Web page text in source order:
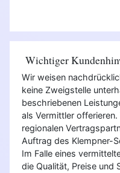
Wichtiger
Wir weisen
keine Zweigstelle
beschriebenen
als Vermittler
regionalen
Auftrag des Klempner-
Im Falle eines
die Qualität, Preise und